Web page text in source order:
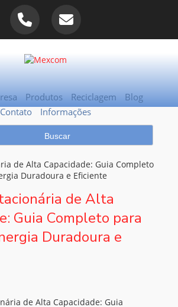
Produtos Reciclagem
Blog
Contato
Informações
de Alta Capacidade: Guia Completo
Duradoura e Eficiente
de Alta
Guia Completo para
Duradoura e